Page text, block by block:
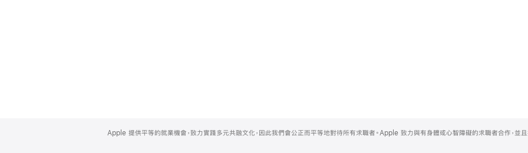
Footer
Apple 提供平等的就業機會，致力實踐多元共融文化，因此我們會公正而平等地對待所有求職者。Apple 致力與有身體或心智障礙的求職者合作，並且